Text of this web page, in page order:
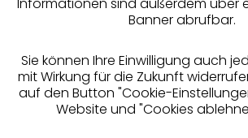
Informationen sind außerdem über
Banner abrufbar.
Sie können Ihre Einwilligung auch
mit Wirkung für die Zukunft
auf den Button "Cookie-
Website und "Cookies